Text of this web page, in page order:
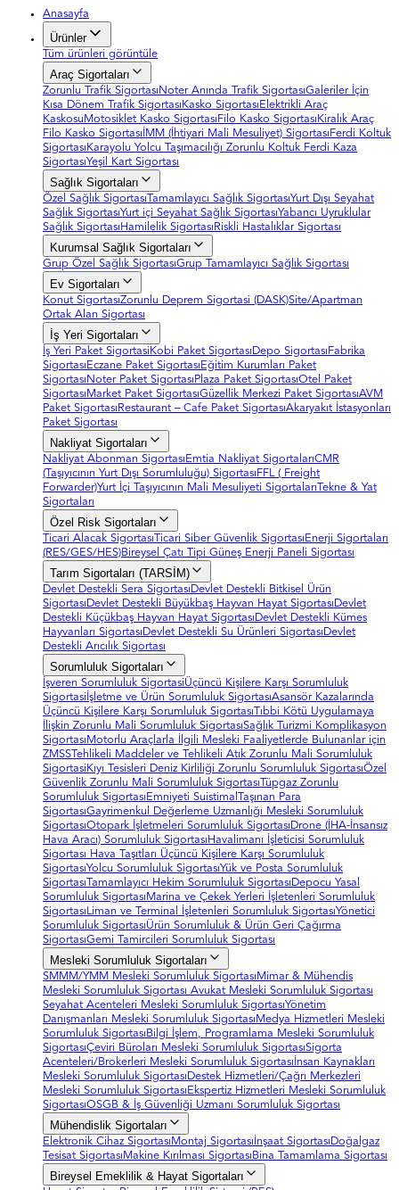
Anasayfa
Ürünler
Tüm ürünleri görüntüle
Araç Sigortaları
Zorunlu Trafik Sigortası Noter Anında Trafik SigortasıGaleriler İçin
Kısa Dönem Trafik Sigortası Kasko Sigortası Elektrikli Araç
Kaskosu Motosiklet Kasko Sigortası Filo Kasko Sigortası Kiralık Araç
Filo Kasko Sigortası İMM (İhtiyari Mali Mesuliyet) Sigortası Ferdi Koltuk
Sigortası Karayolu Yolcu Taşımacılığı Zorunlu Koltuk Ferdi Kaza
SigortasıYeşil Kart Sigortası
Sağlık Sigortaları
Özel Sağlık SigortasıTamamlayıcı Sağlık SigortasıYurt Dışı Seyahat
Sağlık SigortasıYurt içi Seyahat Sağlık SigortasıYabancı Uyruklular
Sağlık Sigortası Hamilelik Sigortası Riskli Hastalıklar Sigortası
Kurumsal Sağlık Sigortaları
Grup Özel Sağlık SigortasıGrup Tamamlayıcı Sağlık Sigortası
Ev Sigortaları
Konut SigortasıZorunlu Deprem Sigortasi (DASK)Site/Apartman
Ortak Alan Sigortası
İş Yeri Sigortaları
İş Yeri Paket Sigortasi Kobi Paket Sigortası Depo Sigortası Fabrika
Sigortası Eczane Paket Sigortası Eğitim Kurumları Paket
Sigortası Noter Paket Sigortası Plaza Paket SigortasıOtel Paket
Sigortası Market Paket SigortasıGüzellik Merkezi Paket SigortasıAVM
Paket Sigortası Restaurant – Cafe Paket SigortasıAkaryakıt İstasyonları
Paket Sigortası
Nakliyat Sigortaları
Nakliyat Abonman Sigortası Emtia Nakliyat SigortalarıCMR
(Taşıyıcının Yurt Dışı Sorumluluğu) Sigortası FFL ( Freight
Forwarder)Yurt İçi Taşıyıcının Mali Mesuliyeti SigortalarıTekne & Yat
Sigortaları
Özel Risk Sigortaları
Ticari Alacak SigortasıTicari Siber Güvenlik Sigortası Enerji Sigortaları
(RES/GES/HES)Bireysel Çatı Tipi Güneş Enerji Paneli Sigortası
Tarım Sigortaları (TARSİM)
Devlet Destekli Sera Sigortası Devlet Destekli Bitkisel Ürün
Sigortası Devlet Destekli Büyükbaş Hayvan Hayat Sigortası Devlet
Destekli Küçükbaş Hayvan Hayat Sigortası Devlet Destekli Kümes
Hayvanları Sigortası Devlet Destekli Su Ürünleri Sigortası Devlet
Destekli Arıcılık Sigortası
Sorumluluk Sigortaları
İşveren Sorumluluk SigortasiÜçüncü Kişilere Karşı Sorumluluk
Sigortasi İşletme ve Ürün Sorumluluk SigortasıAsansör Kazalarında
Üçüncü Kişilere Karşı Sorumluluk SigortasıTıbbi Kötü Uygulamaya
İlişkin Zorunlu Mali Sorumluluk SigortasıSağlık Turizmi Komplikasyon
Sigortası Motorlu Araçlarla İlgili Mesleki Faaliyetlerde Bulunanlar için
ZMSSTehlikeli Maddeler ve Tehlikeli Atık Zorunlu Mali Sorumluluk
Sigortasi Kıyı Tesisleri Deniz Kirliliği Zorunlu Sorumluluk SigortasıÖzel
Güvenlik Zorunlu Mali Sorumluluk SigortasıTüpgaz Zorunlu
Sorumluluk Sigortası Emniyeti Suistimal Taşınan Para
SigortasıGayrimenkul Değerleme Uzmanlığı Mesleki Sorumluluk
SigortasıOtopark İşletmeleri Sorumluluk Sigortası Drone (İHA-İnsansız
Hava Aracı) Sorumluluk Sigortası Havalimanı İşleticisi Sorumluluk
Sigortası Hava Taşıtları Üçüncü Kişilere Karşı Sorumluluk
SigortasıYolcu Sorumluluk SigortasıYük ve Posta Sorumluluk
SigortasıTamamlayıcı Hekim Sorumluluk Sigortası Depocu Yasal
Sorumluluk Sigortası Marina ve Çekek Yerleri İşletenleri Sorumluluk
Sigortası Liman ve Terminal İşletenleri Sorumluluk SigortasıYönetici
Sorumluluk SigortasıÜrün Sorumluluk & Ürün Geri Çağırma
SigortasıGemi Tamircileri Sorumluluk Sigortası
Mesleki Sorumluluk Sigortaları
SMMM/YMM Mesleki Sorumluluk Sigortası Mimar & Mühendis
Mesleki Sorumluluk Sigortası Avukat Mesleki Sorumluluk Sigortası
Seyahat Acenteleri Mesleki Sorumluluk SigortasıYönetim
Danışmanları Mesleki Sorumluluk Sigortası Medya Hizmetleri Mesleki
Sorumluluk Sigortası Bilgi İşlem, Programlama Mesleki Sorumluluk
SigortasıÇeviri Büroları Mesleki Sorumluluk SigortasıSigorta
Acenteleri/Brokerleri Mesleki Sorumluluk Sigortası İnsan Kaynakları
Mesleki Sorumluluk Sigortası Destek Hizmetleri/Çağrı Merkezleri
Mesleki Sorumluluk Sigortası Ekspertiz Hizmetleri Mesleki Sorumluluk
SigortasıOSGB & İş Güvenliği Uzmanı Sorumluluk Sigortası
Mühendislik Sigortaları
Elektronik Cihaz Sigortası Montaj Sigortası İnşaat Sigortası Doğalgaz
Tesisat Sigortası Makine Kırılması Sigortası Bina Tamamlama Sigortası
Bireysel Emeklilik & Hayat Sigortaları